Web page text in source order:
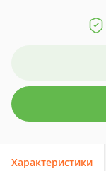
Характеристики